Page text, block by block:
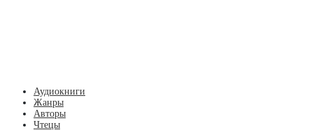
Аудиокниги
Жанры
Авторы
Чтецы